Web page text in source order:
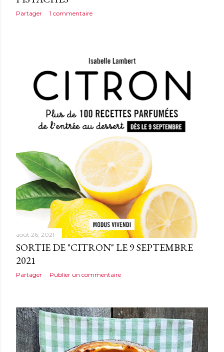
Partager 1 commentaire
août 26, 2021
SORTIE DE "CITRON" LE 9 SEPTEMBRE
2021
Partager Publier un commentaire